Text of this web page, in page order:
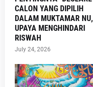
CALON YANG DIPILIH
DALAM MUKTAMAR NU,
UPAYA MENGHINDARI
RISWAH
July 24, 2026